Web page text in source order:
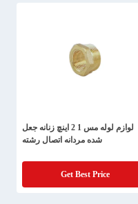
لوازم لوله مس 1 2 اینچ زنانه جعل
شده مردانه اتصال رشته
Get Best Price